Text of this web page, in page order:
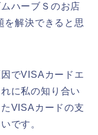
ハーブＳのお店
を解決できると思
でVISAカードエ
に私の知り合い
VISAカードの支
です。